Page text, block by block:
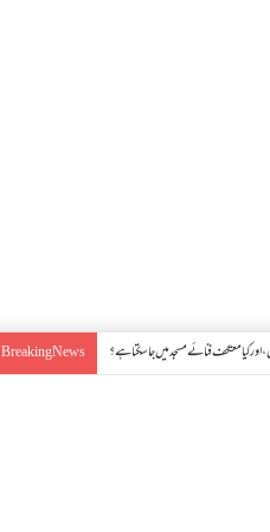
Breaking News کیا معتکف فنائے مسجد میں جا سکتا ہے؟